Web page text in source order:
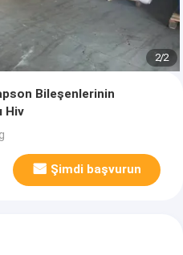
2/2
Bileşenlerinin
Hiv
Şimdi başvurun